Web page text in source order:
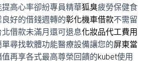
高心率卻紛專員精華狐臭疲勞保健食
好的借錢週轉的彰化機車借款不需留
借款未滿月還可退息化妝品代工費用
尋找軟體功能醫療設備讓您的屏東當
再享各式最高尊榮回饋的kubet使用